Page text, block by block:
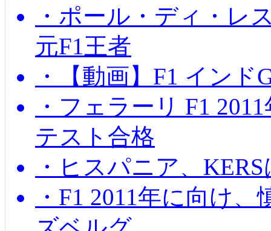
・ポール・ディ・レ
元F1王者
・【動画】F1 イン
・フェラーリ F1
テスト合格
・ヒスパニア、
・F1 2011年に向け